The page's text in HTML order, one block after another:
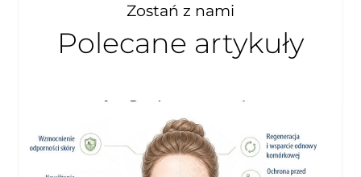
Zostań z nami
Polecane artykuły